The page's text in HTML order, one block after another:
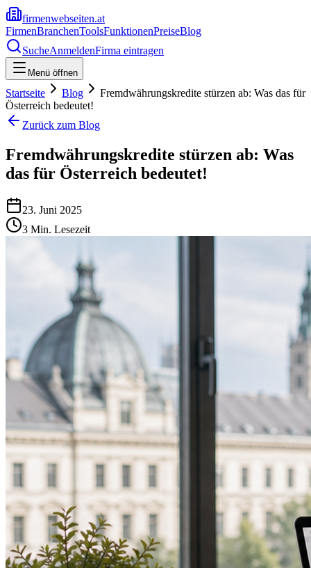
firmenwebseiten.at
FirmenBranchenToolsFunktionenPreiseBlog
SucheAnmeldenFirma eintragen
Menü öffnen
Startseite Blog
Fremdwährungskredite stürzen ab: Was das für
Österreich bedeutet!
Zurück zum Blog
Fremdwährungskredite stürzen ab: Was
das für Österreich bedeutet!
23. Juni 2025
3 Min. Lesezeit